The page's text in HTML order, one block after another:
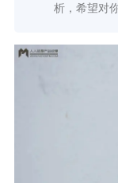
析，希望对